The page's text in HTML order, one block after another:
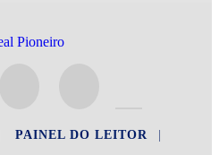
PAINEL DO LEITOR |